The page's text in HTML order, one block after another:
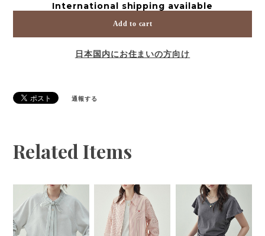
International shipping available
Add to cart
日本国内にお住まいの方向け
通報する
Related Items